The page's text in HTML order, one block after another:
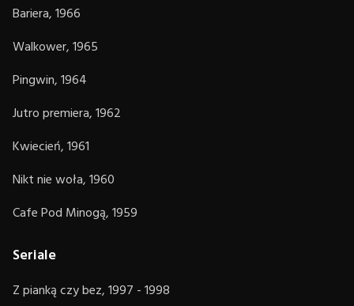
Bariera, 1966
Walkower, 1965
Pingwin, 1964
Jutro premiera, 1962
Kwiecień, 1961
Nikt nie woła, 1960
Cafe Pod Minogą, 1959
Seriale
Z pianką czy bez, 1997 - 1998